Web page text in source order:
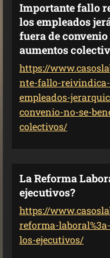
Importante fallo
los empleados
fuera de
aumentos
https://
nte-fallo-
empleados-
convenio-no-se-
colectivos/
La Reforma
ejecutivos?
https://
reforma-
los-ejecutivos/